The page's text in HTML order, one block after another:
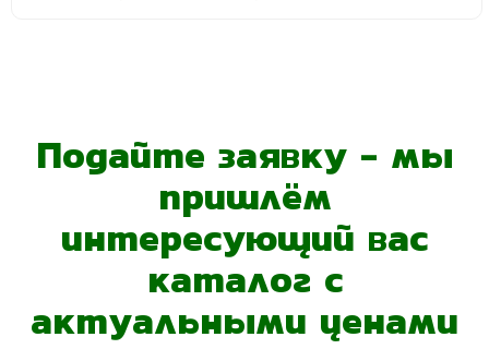
Подайте заявку - мы
пришлём
интересующий вас
каталог с
актуальными ценами